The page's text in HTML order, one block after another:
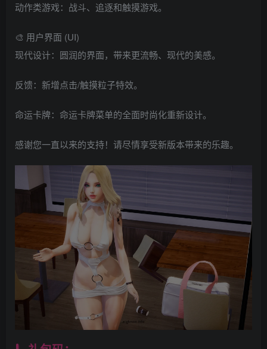
动作类游戏：战斗、追逐和触摸游戏。
🎨 用户界面 (UI)
现代设计：圆润的界面，带来更流畅、现代的美感。
反馈：新增点击/触摸粒子特效。
命运卡牌：命运卡牌菜单的全面时尚化重新设计。
感谢您一直以来的支持！请尽情享受新版本带来的乐趣。